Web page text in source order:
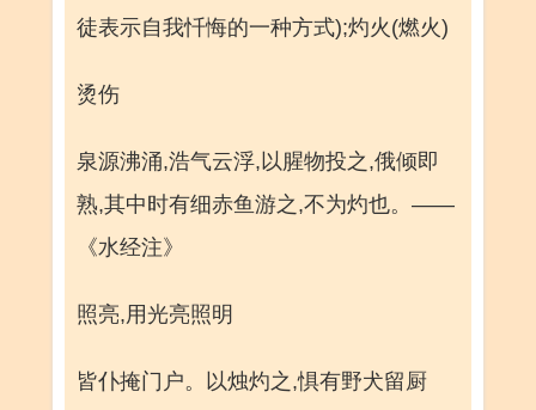
徒表示自我忏悔的一种方式);灼火(燃火)
烫伤
泉源沸涌,浩气云浮,以腥物投之,俄倾即
熟,其中时有细赤鱼游之,不为灼也。——
《水经注》
照亮,用光亮照明
皆仆掩门户。以烛灼之,惧有野犬留厨